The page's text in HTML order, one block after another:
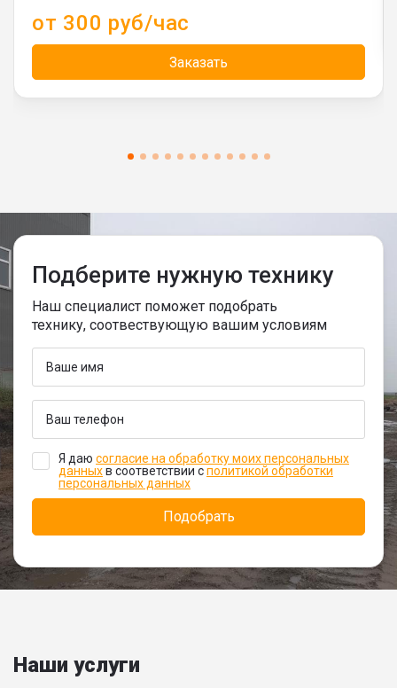
от 300 руб/час
Заказать
Подберите нужную технику
Наш специалист поможет подобрать
технику, соотвествующую вашим условиям
Я даю согласие на обработку моих персональных
данныхв соответствии сполитикой обработки
персональных данных
Наши услуги